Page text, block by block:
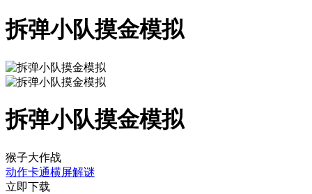
拆弹小队摸金模拟
拆弹小队摸金模拟
猴子大作战
动作卡通横屏解谜
立即下载